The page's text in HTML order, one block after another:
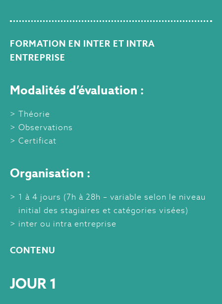
FORMATION EN INTER ET INTRA
ENTREPRISE
Modalités d’évaluation :
Théorie
Observations
Certificat
Organisation :
1 à 4 jours (7h à 28h – variable selon le niveau
initial des stagiaires et catégories visées)
inter ou intra entreprise
CONTENU
JOUR 1